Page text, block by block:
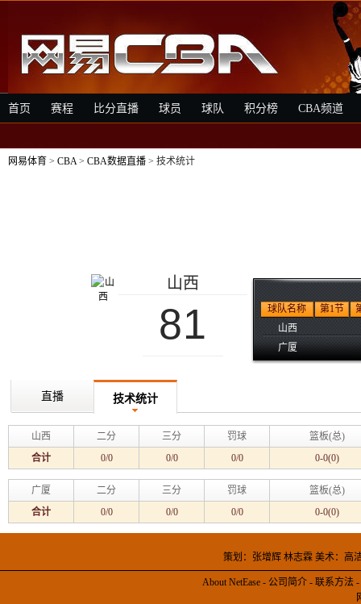
首页 赛程 比分直播 球员 球队 积分榜 CBA频道
网易体育 > CBA> CBA数据直播 > 技术统计
山西
81 球队名称 第1节
山西
广厦
直播 技术统计
山西 二分 三分 罚球
篮板(总)
合计
0/0 0/0 0/0 0-0(0)
广厦 二分 三分 罚球
篮板(总)
合计
0/0 0/0 0/0 0-0(0)
策划：张增辉 林志霖 美术：
About NetEase - 公司简介 - 联系方法 -